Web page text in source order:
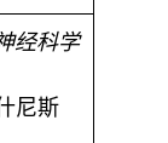
经科学
尼斯